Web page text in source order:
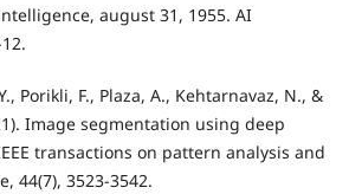
august 31, 1955. AI
Porikli, F., Plaza, A., Kehtarnavaz, N., &
Image segmentation using deep
transactions on pattern analysis and
44(7), 3523-3542.